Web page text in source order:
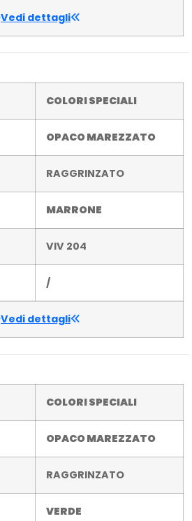
Vedi dettagli
COLORI SPECIALI
OPACO MAREZZATO
RAGGRINZATO
MARRONE
VIV 204
/
Vedi dettagli
COLORI SPECIALI
OPACO MAREZZATO
RAGGRINZATO
VERDE